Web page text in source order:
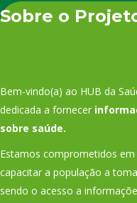
Sobre o
Bem-vindo(a) ao HUB da
dedicada a fornecer
sobre saúde.
Estamos comprometidos
capacitar a população a
sendo o acesso a